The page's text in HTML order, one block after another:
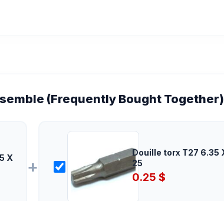
(Frequently Bought Together)
+
Douille torx T27 6.35 X
25
0.25$